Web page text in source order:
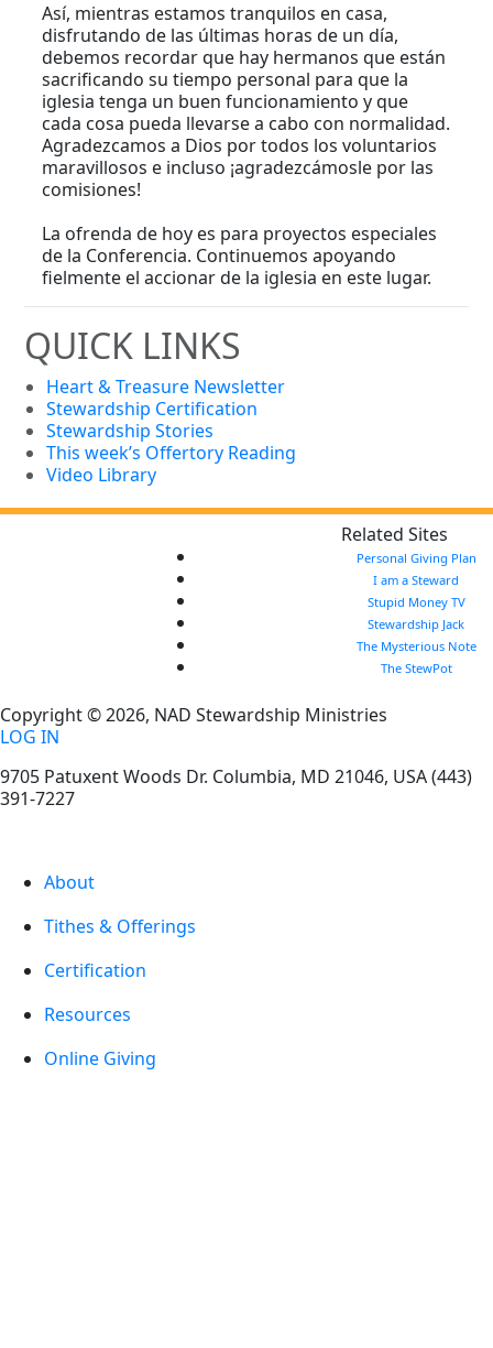
Así, mientras estamos tranquilos en casa,
disfrutando de las últimas horas de un día,
debemos recordar que hay hermanos que están
sacrificando su tiempo personal para que la
iglesia tenga un buen funcionamiento y que
cada cosa pueda llevarse a cabo con normalidad.
Agradezcamos a Dios por todos los voluntarios
maravillosos e incluso ¡agradezcámosle por las
comisiones!
La ofrenda de hoy es para proyectos especiales
de la Conferencia. Continuemos apoyando
fielmente el accionar de la iglesia en este lugar.
QUICK LINKS
Heart & Treasure Newsletter
Stewardship Certification
Stewardship Stories
This week’s Offertory Reading
Video Library
Related Sites
Personal Giving Plan
I am a Steward
Stupid Money TV
Stewardship Jack
The Mysterious Note
The StewPot
Copyright © 2026, NAD Stewardship Ministries
LOG IN
9705 Patuxent Woods Dr. Columbia, MD 21046, USA(443)
391-7227
About
Tithes & Offerings
Certification
Resources
Online Giving